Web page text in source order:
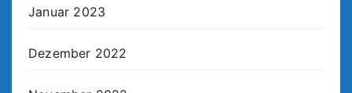
Januar 2023
Dezember 2022